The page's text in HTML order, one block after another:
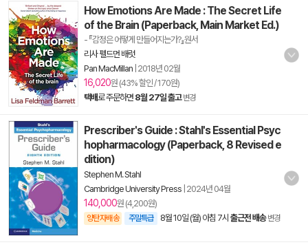
How Emotions Are Made : The Secret Life
of the Brain (Paperback, Main Market Ed.)
- 『감정은 어떻게 만들어지는가?』원서
리사 펠드먼 배럿
Pan MacMillan 2018년 02월
16,020원 (43% 할인 / 170원)
택배로 주문하면 8월 27일 출고 변경
Prescriber's Guide : Stahl's Essential Psyc
hopharmacology (Paperback, 8 Revised e
dition)
Stephen M. Stahl
Cambridge University Press 2024년 04월
140,000원 (4,200원)
양탄자배송 주말특급 8월 10일 (월) 아침 7시 출근전 배송 변경